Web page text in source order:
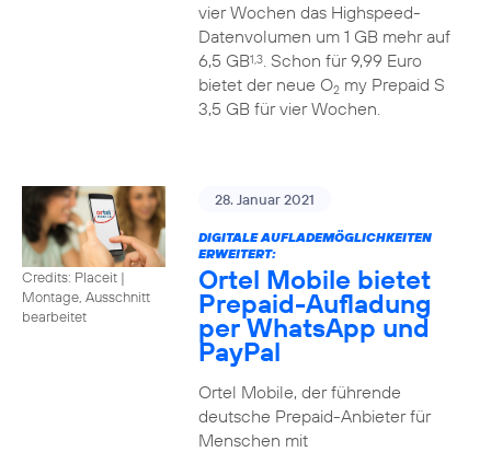
vier Wochen das Highspeed-
Datenvolumen um 1 GB mehr auf
6,5 GB1,3. Schon für 9,99 Euro
bietet der neue O2my Prepaid S
3,5 GB für vier Wochen.
Credits: Placeit |
Montage, Ausschnitt
bearbeitet
28. Januar 2021
DIGITALE AUFLADEMÖGLICHKEITEN
ERWEITERT:
Ortel Mobile bietet
Prepaid-Aufladung
per WhatsApp und
PayPal
Ortel Mobile, der führende
deutsche Prepaid-Anbieter für
Menschen mit